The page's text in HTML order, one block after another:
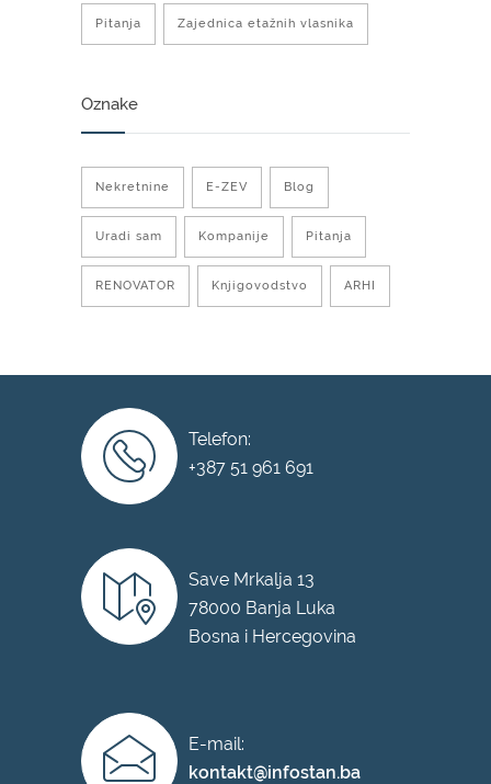
Pitanja Zajednica etažnih vlasnika
Oznake
Nekretnine E-ZEV Blog
Uradi sam Kompanije Pitanja
RENOVATOR Knjigovodstvo ARHI
Telefon:
+387 51 961 691
Save Mrkalja 13
78000 Banja Luka
Bosna i Hercegovina
E-mail:
kontakt@infostan.ba